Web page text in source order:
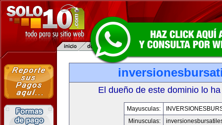
El dueño de este dominio lo
Mayusculas:
Minusculas: